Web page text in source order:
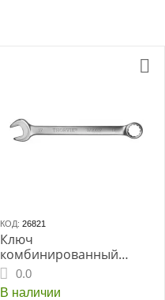
КОД: 26821
Ключ
комбинированный
THORVIK 18мм
CrV(W30018)
0.0
В наличии